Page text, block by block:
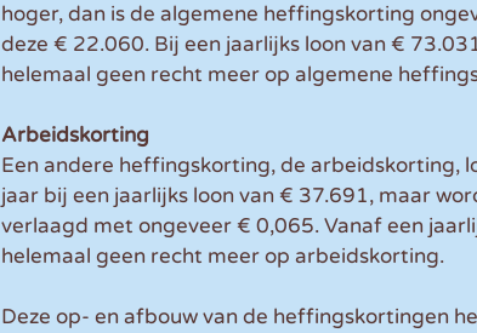
hoger, dan is de algemene heffingskorting
deze € 22.060. Bij een jaarlijks loon van €
helemaal geen recht meer op algemene
Arbeidskorting
Een andere heffingskorting, de arbeidskorting,
jaar bij een jaarlijks loon van € 37.691, maar
verlaagd met ongeveer € 0,065. Vanaf een
helemaal geen recht meer op arbeidskorting.
Deze op- en afbouw van de heffingskortingen